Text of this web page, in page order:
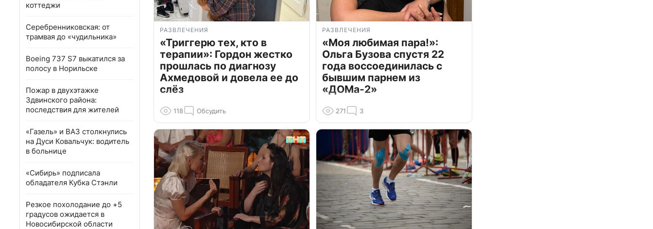
коттеджи
Серебренниковская: от
трамвая до «чудильника»
Boeing 737 S7 выкатился за
полосу в Норильске
Пожар в двухэтажке
Здвинского района:
последствия для жителей
«Газель» и ВАЗ столкнулись
на Дуси Ковальчук: водитель
в больнице
«Сибирь» подписала
обладателя Кубка Стэнли
Резкое похолодание до +5
градусов ожидается в
Новосибирской области
РАЗВЛЕЧЕНИЯ
«Триггерю тех, кто в
терапии»: Гордон жестко
прошлась по диагнозу
Ахмедовой и довела ее до
слёз
118 Обсудить
РАЗВЛЕЧЕНИЯ
«Моя любимая пара!»:
Ольга Бузова спустя 22
года воссоединилась с
бывшим парнем из
«ДОМа-2»
271 3